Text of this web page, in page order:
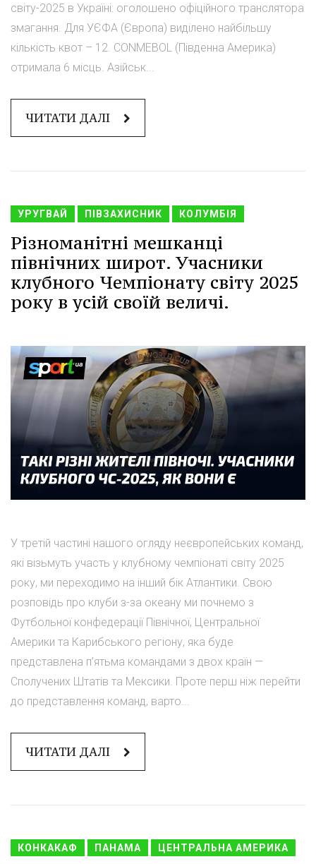
світу-2025 в Україні: оголошено офіційного транслятора
змагання. Для УЄФА (Європа) виділено найбільшу
кількість квот – 12. CONMEBOL (Південна Америка)
отримала 6 місць. Азійськ...
ЧИТАТИ ДАЛІ
УРУГВАЙ ПІВЗАХИСНИК КОЛУМБІЯ
Різноманітні мешканці
північних широт. Учасники
клубного Чемпіонату світу 2025
року в усій своїй величі.
У третій частині нашого огляду неєвропейських команд,
які візьмуть участь у клубному чемпіонаті світу 2025
року, ми переходимо на інший бік Атлантики. Свою
розповідь про клуби з-за океану ми почнемо з
Футбольної конфедерації Північної, Центральної
Америки та Карибського регіону, яка буде
представлена п’ятьма командами з двох країн —
Сполучених Штатів та Мексики. Проте перш ніж перейти
до представлення команд, варто...
ЧИТАТИ ДАЛІ
КОНКАКАФ ПАНАМА ЦЕНТРАЛЬНА АМЕРИКА